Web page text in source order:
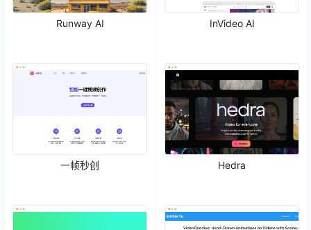
Runway AI InVideo AI
一帧秒创 Hedra